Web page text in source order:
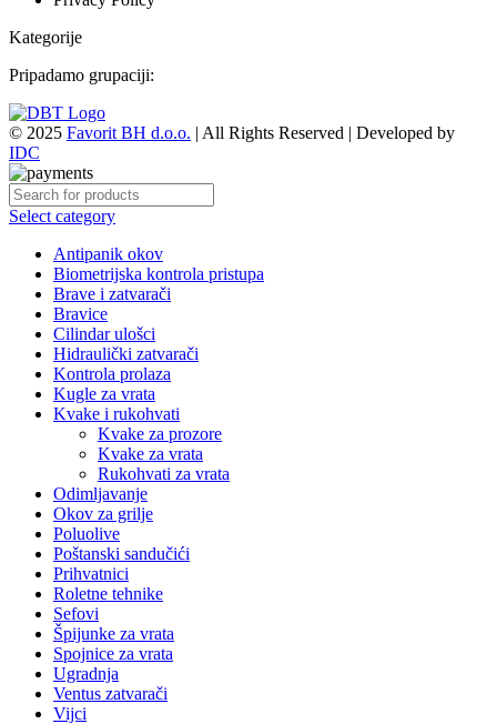
Kategorije
Pripadamo grupaciji:
© 2025 Favorit BH d.o.o. | All Rights Reserved | Developed by
IDC
Select category
Antipanik okov
Biometrijska kontrola pristupa
Brave i zatvarači
Bravice
Cilindar ulošci
Hidraulički zatvarači
Kontrola prolaza
Kugle za vrata
Kvake i rukohvati
Kvake za prozore
Kvake za vrata
Rukohvati za vrata
Odimljavanje
Okov za grilje
Poluolive
Poštanski sandučići
Prihvatnici
Roletne tehnike
Sefovi
Špijunke za vrata
Spojnice za vrata
Ugradnja
Ventus zatvarači
Vijci